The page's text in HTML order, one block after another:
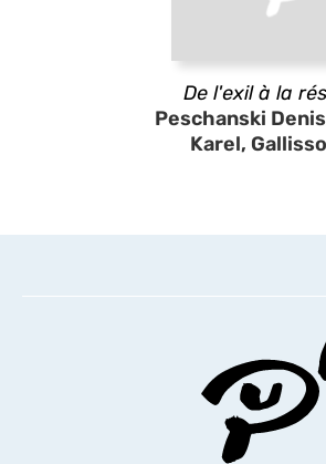
De l'exil à la
Peschanski
Karel,